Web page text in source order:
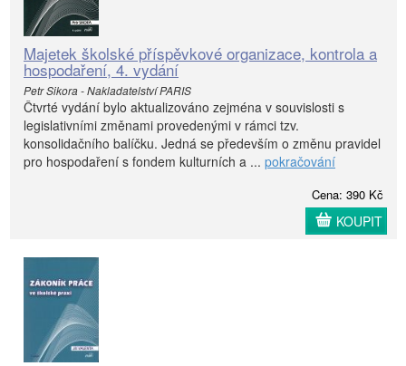
Majetek školské příspěvkové organizace, kontrola a
hospodaření, 4. vydání
Petr Sikora - Nakladatelství PARIS
Čtvrté vydání bylo aktualizováno zejména v souvislosti s
legislativními změnami provedenými v rámci tzv.
konsolidačního balíčku. Jedná se především o změnu pravidel
pro hospodaření s fondem kulturních a ... pokračování
Cena: 390 Kč
KOUPIT